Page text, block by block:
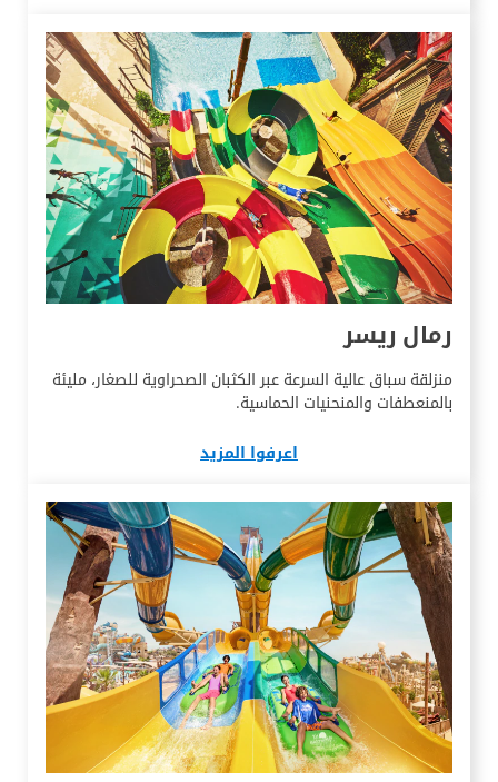
رمال ريسر
منزلقة سباق عالية السرعة عبر الكثبان الصحراوية للصغار، مليئة
بالمنعطفات والمنحنيات الحماسية.
اعرفوا المزيد